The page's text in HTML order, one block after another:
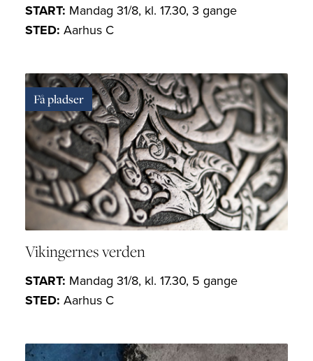
START: Mandag 31/8, kl. 17.30, 3 gange
STED: Aarhus C
Få pladser
Vikingernes verden
START: Mandag 31/8, kl. 17.30, 5 gange
STED: Aarhus C